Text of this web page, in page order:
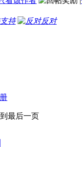
支持
反对
最后一页